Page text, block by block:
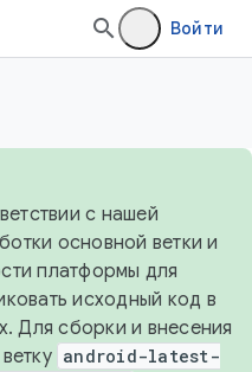
Войти
с нашей
основной ветки и
платформы для
исходный код в
Для сборки и внесения
android-latest-